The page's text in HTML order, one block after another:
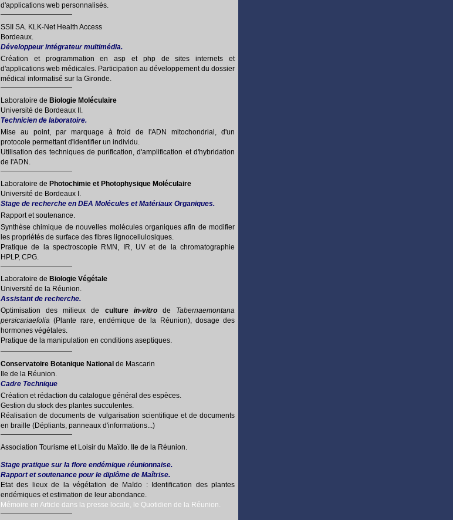
d'applications web personnalisés.
SSII SA. KLK-Net Health Access
Bordeaux.
Développeur intégrateur multimédia.
Création et programmation en asp et php de sites internets et
d'applications web médicales. Participation au développement du dossier
médical informatisé sur la Gironde.
Laboratoire de Biologie Moléculaire
Université de Bordeaux II.
Technicien de laboratoire.
Mise au point, par marquage à froid de l'ADN mitochondrial, d'un
protocole permettant d'identifier un individu.
Utilisation des techniques de purification, d'amplification et d'hybridation
de l'ADN.
Laboratoire de Photochimie et Photophysique Moléculaire
Université de Bordeaux I.
Stage de recherche en DEA Molécules et Matériaux Organiques.
Rapport et soutenance.
Synthèse chimique de nouvelles molécules organiques afin de modifier
les propriétés de surface des fibres lignocellulosiques.
Pratique de la spectroscopie RMN, IR, UV et de la chromatographie
HPLP, CPG.
Laboratoire de Biologie Végétale
Université de la Réunion.
Assistant de recherche.
Optimisation des milieux de culture in-vitrode Tabernaemontana
persicariaefolia (Plante rare, endémique de la Réunion), dosage des
hormones végétales.
Pratique de la manipulation en conditions aseptiques.
Conservatoire Botanique National de Mascarin
Ile de la Réunion.
Cadre Technique
Création et rédaction du catalogue général des espèces.
Gestion du stock des plantes succulentes.
Réalisation de documents de vulgarisation scientifique et de documents
en braille (Dépliants, panneaux d'informations...)
Association Tourisme et Loisir du Maïdo. Ile de la Réunion.
Stage pratique sur la flore endémique réunionnaise.
Rapport et soutenance pour le diplôme de Maîtrise.
Etat des lieux de la végétation de Maïdo : Identification des plantes
endémiques et estimation de leur abondance.
Mémoire en Article dans la presse locale, le Quotidien de la Réunion.